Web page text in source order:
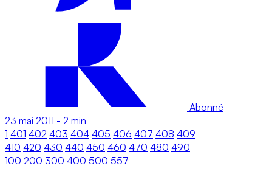
Abonné
23 mai 2011 - 2 min
1 401 402 403 404 405 406 407 408 409
410 420 430 440 450 460 470 480 490
100 200 300 400 500 557